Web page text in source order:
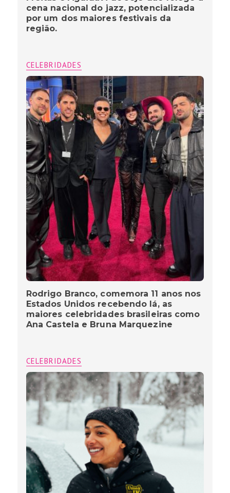
cena nacional do jazz, potencializada
por um dos maiores festivais da
região.
CELEBRIDADES
Rodrigo Branco, comemora 11 anos nos
Estados Unidos recebendo lá, as
maiores celebridades brasileiras como
Ana Castela e Bruna Marquezine
CELEBRIDADES